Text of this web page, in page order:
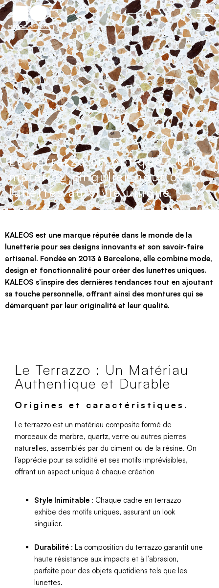
Le Terrazzo en optique : Un
matériau singulier pour des
lunettes au style unique
KALEOS est une marque réputée dans le monde de la
lunetterie pour ses designs innovants et son savoir-faire
artisanal. Fondée en 2013 à Barcelone, elle combine mode,
design et fonctionnalité pour créer des lunettes uniques.
KALEOS s’inspire des dernières tendances tout en ajoutant
sa touche personnelle, offrant ainsi des montures qui se
démarquent par leur originalité et leur qualité.
Le Terrazzo : Un Matériau
Authentique et Durable
Origines et caractéristiques.
Le terrazzo est un matériau composite formé de
morceaux de marbre, quartz, verre ou autres pierres
naturelles, assemblés par du ciment ou de la résine. On
l’apprécie pour sa solidité et ses motifs imprévisibles,
offrant un aspect unique à chaque création
Style Inimitable : Chaque cadre en terrazzo
exhibe des motifs uniques, assurant un look
singulier.
Durabilité : La composition du terrazzo garantit une
haute résistance aux impacts et à l’abrasion,
parfaite pour des objets quotidiens tels que les
lunettes.